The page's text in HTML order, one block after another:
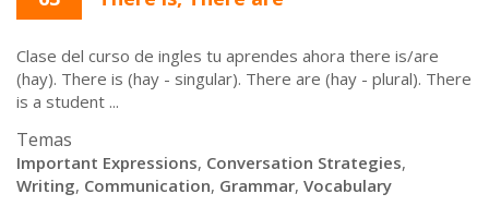
Clase del curso de ingles tu aprendes ahora there is/are
(hay). There is (hay - singular). There are (hay - plural). There
is a student ...
Temas
Important Expressions, Conversation Strategies,
Writing, Communication, Grammar, Vocabulary